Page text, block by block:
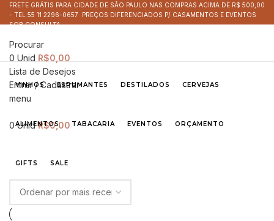
FRETE GRÁTIS PARA CIDADE DE SÃO PAULO NAS COMPRAS ACIMA DE R$ 500,00
- TEL 55 11 2296-0657 PREÇOS DIFERENCIADOS P/ CASAMENTOS E EVENTOS
SOB CONSULTA
Procurar
0 Unid R$0,00
Lista de Desejos
Entrar / Cadastrar
menu
0Unid R$0,00
VINHOS ESPUMANTES DESTILADOS CERVEJAS
ALIMENTOS TABACARIA EVENTOS ORÇAMENTO
GIFTS SALE